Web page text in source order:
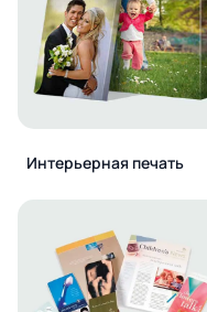
Интерьерная печать